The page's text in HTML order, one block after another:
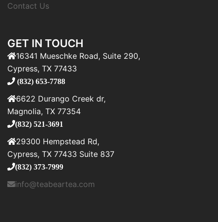
Contact Us
GET IN TOUCH
16341 Mueschke Road, Suite 290,
Cypress, TX 77433
(832) 653-7788
6622 Durango Creek dr,
Magnolia, TX 77354
(832) 521-3691
29300 Hempstead Rd,
Cypress, TX 77433 Suite 837
(832) 373-7999
info@teabeartea.com